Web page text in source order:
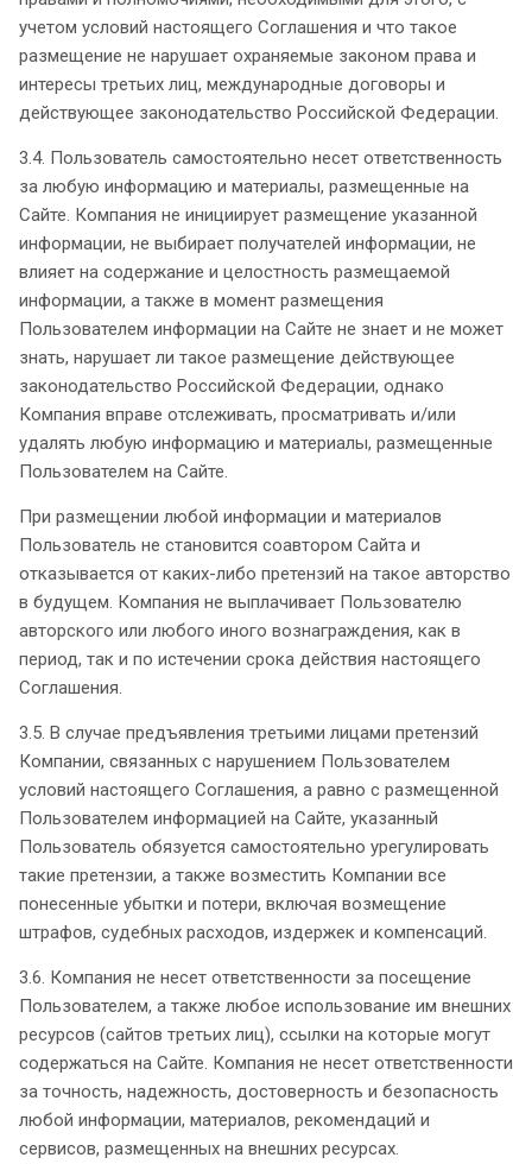
учетом условий настоящего Соглашения и что такое
размещение не нарушает охраняемые законом права и
интересы третьих лиц, международные договоры и
действующее законодательство Российской Федерации.
3.4. Пользователь самостоятельно несет ответственность
за любую информацию и материалы, размещенные на
Сайте. Компания не инициирует размещение указанной
информации, не выбирает получателей информации, не
влияет на содержание и целостность размещаемой
информации, а также в момент размещения
Пользователем информации на Сайте не знает и не может
знать, нарушает ли такое размещение действующее
законодательство Российской Федерации, однако
Компания вправе отслеживать, просматривать и/или
удалять любую информацию и материалы, размещенные
Пользователем на Сайте.
При размещении любой информации и материалов
Пользователь не становится соавтором Сайта и
отказывается от каких-либо претензий на такое авторство
в будущем. Компания не выплачивает Пользователю
авторского или любого иного вознаграждения, как в
период, так и по истечении срока действия настоящего
Соглашения.
3.5. В случае предъявления третьими лицами претензий
Компании, связанных с нарушением Пользователем
условий настоящего Соглашения, а равно с размещенной
Пользователем информацией на Сайте, указанный
Пользователь обязуется самостоятельно урегулировать
такие претензии, а также возместить Компании все
понесенные убытки и потери, включая возмещение
штрафов, судебных расходов, издержек и компенсаций.
3.6. Компания не несет ответственности за посещение
Пользователем, а также любое использование им внешних
ресурсов (сайтов третьих лиц), ссылки на которые могут
содержаться на Сайте. Компания не несет ответственности
за точность, надежность, достоверность и безопасность
любой информации, материалов, рекомендаций и
сервисов, размещенных на внешних ресурсах.